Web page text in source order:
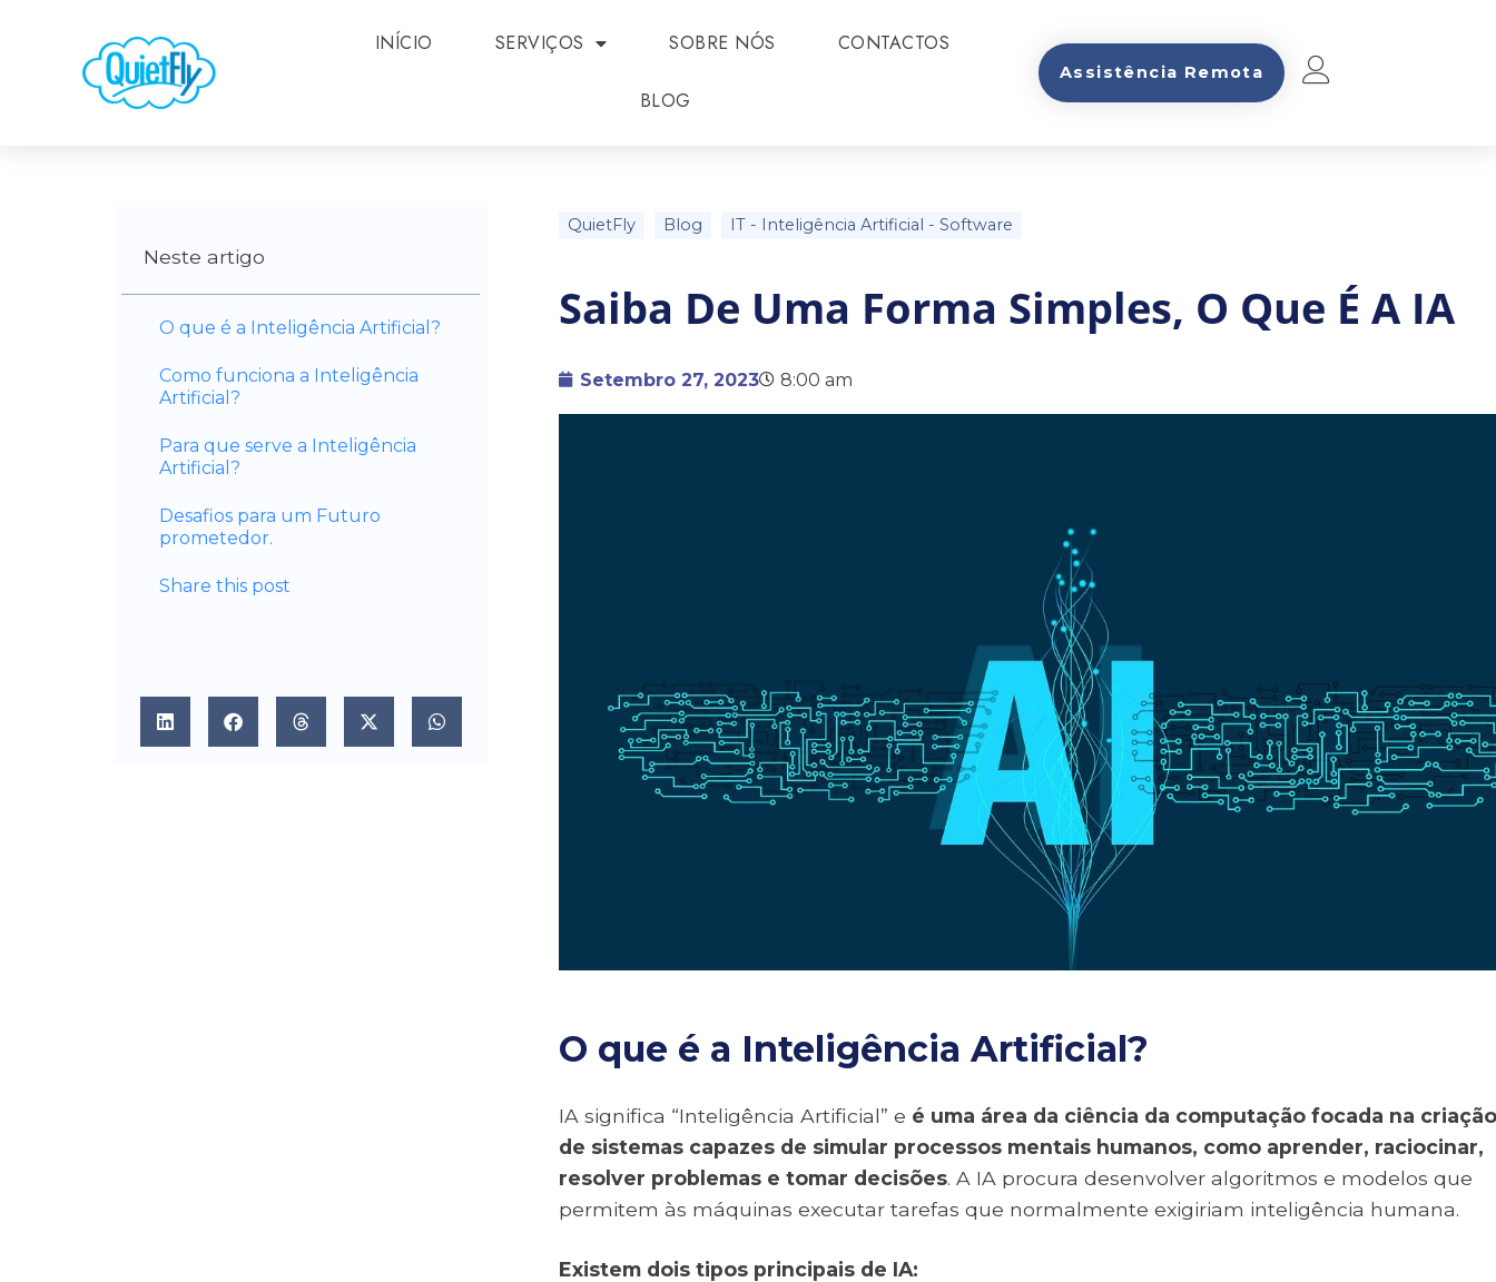
INÍCIO SERVIÇOS SOBRE NÓS CONTACTOS
BLOG
Assistência Remota
Neste artigo
O que é a Inteligência Artificial?
Como funciona a Inteligência
Artificial?
Para que serve a Inteligência
Artificial?
Desafios para um Futuro
prometedor.
Share this post
QuietFly Blog IT - Inteligência Artificial -Software
Saiba De Uma Forma Simples, O Que É A IA
Setembro 27, 2023 8:00 am
O que é a Inteligência Artificial?
IA significa “Inteligência Artificial” e é uma área da ciência da computação focada na criação
de sistemas capazes de simular processos mentais humanos, como aprender, raciocinar,
resolver problemas e tomar decisões. A IA procura desenvolver algoritmos e modelos que
permitem às máquinas executar tarefas que normalmente exigiriam inteligência humana.
Existem dois tipos principais de IA: